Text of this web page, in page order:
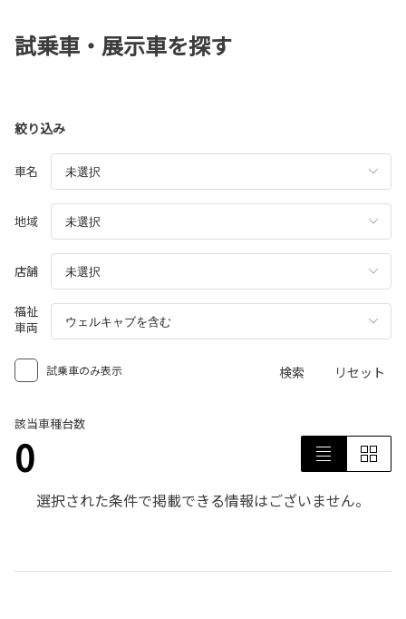
試乗車・展示車を探す
絞り込み
車名
地域
店舗
福祉
車両
試乗車のみ表示 検索 リセット
該当車種台数
0
選択された条件で掲載できる情報はございません。